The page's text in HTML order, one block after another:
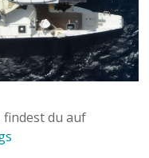
findest du auf